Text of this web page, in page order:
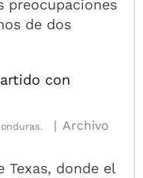
preocupaciones
de dos
Archivo
Texas, donde el